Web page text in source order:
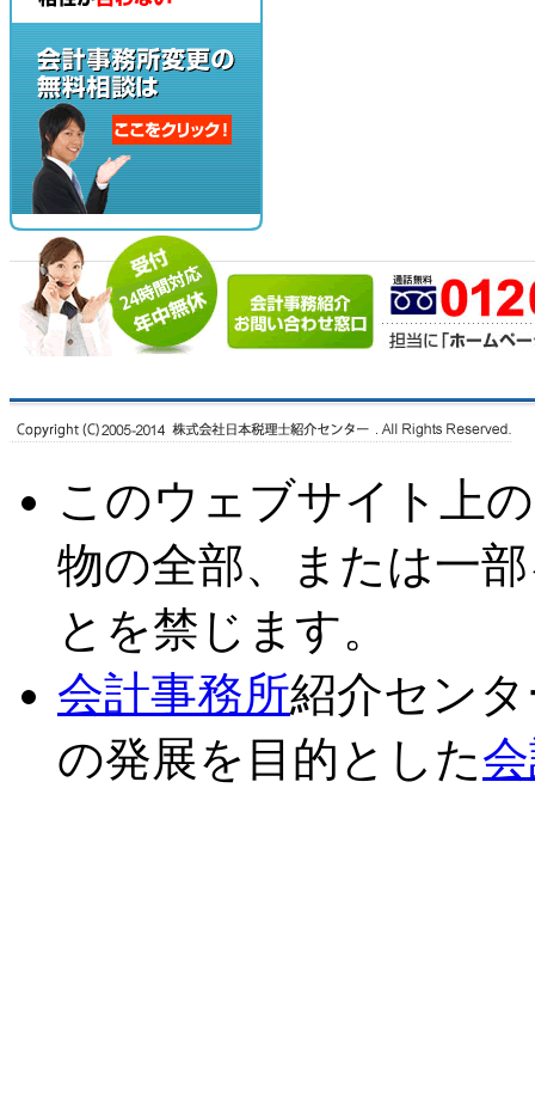
このウェブサイト上
物の全部、または一
とを禁じます。
会計事務所紹介セン
の発展を目的とした